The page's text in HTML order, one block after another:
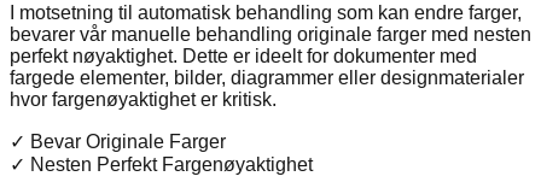
I motsetning til automatisk behandling som kan endre farger,
bevarer vår manuelle behandling originale farger med nesten
perfekt nøyaktighet. Dette er ideelt for dokumenter med
fargede elementer, bilder, diagrammer eller designmaterialer
hvor fargenøyaktighet er kritisk.
✓ Bevar Originale Farger
✓ Nesten Perfekt Fargenøyaktighet